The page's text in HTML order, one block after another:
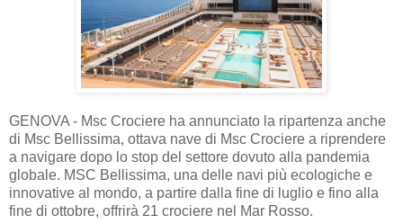
GENOVA - Msc Crociere ha annunciato la ripartenza anche
di Msc Bellissima, ottava nave di Msc Crociere a riprendere
a navigare dopo lo stop del settore dovuto alla pandemia
globale. MSC Bellissima, una delle navi più ecologiche e
innovative al mondo, a partire dalla fine di luglio e fino alla
fine di ottobre, offrirà 21 crociere nel Mar Rosso.